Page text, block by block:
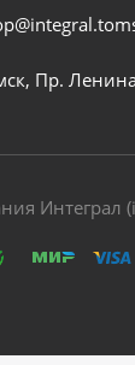
Пр.
Интеграл